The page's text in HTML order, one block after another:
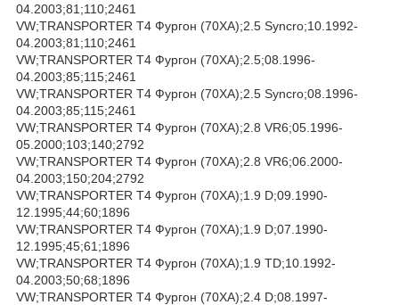
04.2003;81;110;2461
VW;TRANSPORTER T4 Фургон (70XA);2.5 Syncro;10.1992-
04.2003;81;110;2461
VW;TRANSPORTER T4 Фургон (70XA);2.5;08.1996-
04.2003;85;115;2461
VW;TRANSPORTER T4 Фургон (70XA);2.5 Syncro;08.1996-
04.2003;85;115;2461
VW;TRANSPORTER T4 Фургон (70XA);2.8 VR6;05.1996-
05.2000;103;140;2792
VW;TRANSPORTER T4 Фургон (70XA);2.8 VR6;06.2000-
04.2003;150;204;2792
VW;TRANSPORTER T4 Фургон (70XA);1.9 D;09.1990-
12.1995;44;60;1896
VW;TRANSPORTER T4 Фургон (70XA);1.9 D;07.1990-
12.1995;45;61;1896
VW;TRANSPORTER T4 Фургон (70XA);1.9 TD;10.1992-
04.2003;50;68;1896
VW;TRANSPORTER T4 Фургон (70XA);2.4 D;08.1997-